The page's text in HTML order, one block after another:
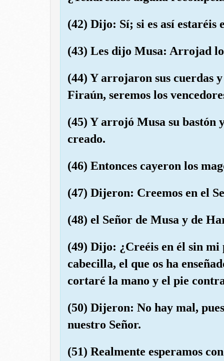
(42) Dijo: Sí; si es así
(43) Les dijo Musa: Arrojad
(44) Y arrojaron sus cuerdas
Firaún, seremos los
(45) Y arrojó Musa su bastón
creado.
(46) Entonces cayeron los
(47) Dijeron: Creemos en el
(48) el Señor de Musa y de
(49) Dijo: ¿Creéis en él sin
cabecilla, el que os ha
cortaré la mano y el pie
(50) Dijeron: No hay mal,
nuestro Señor.
(51) Realmente esperamos